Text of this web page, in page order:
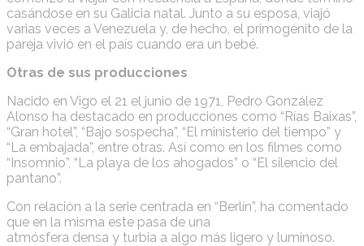
casándose en su Galicia natal. Junto a su esposa, viajó
varias veces a Venezuela y, de hecho, el primogénito de la
pareja vivió en el país cuando era un bebé.
Otras de sus producciones
Nacido en Vigo el 21 el junio de 1971, Pedro González
Alonso ha destacado en producciones como “Rías Baixas”,
“Gran hotel”, “Bajo sospecha”, “El ministerio del tiempo” y
“La embajada”, entre otras. Así como en los filmes como
“Insomnio”, “La playa de los ahogados” o “El silencio del
pantano”.
Con relación a la serie centrada en “Berlín”, ha comentado
que en la misma este pasa de una
atmósfera densa y turbia a algo más ligero y luminoso.